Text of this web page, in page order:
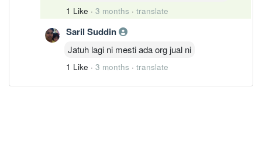
1 Like · 3 months · translate
Saril Suddin
Jatuh lagi ni mesti ada org jual ni
1 Like · 3 months · translate